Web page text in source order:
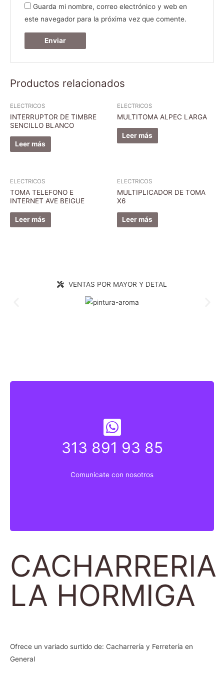
Guarda mi nombre, correo electrónico y web en
este navegador para la próxima vez que comente.
Productos relacionados
ELECTRICOS
INTERRUPTOR DE TIMBRE
SENCILLO BLANCO
Leer más
ELECTRICOS
MULTITOMA ALPEC LARGA
Leer más
ELECTRICOS
TOMA TELEFONO E
INTERNET AVE BEIGUE
Leer más
ELECTRICOS
MULTIPLICADOR DE TOMA
X6
Leer más
VENTAS POR MAYOR Y DETAL
CACHARRERIA
LA HORMIGA
Ofrece un variado surtido de: Cacharrería y Ferretería en
General
313 891 93 85
Comunicate con nosotros
313 891 9835
Comunicate con nosotros